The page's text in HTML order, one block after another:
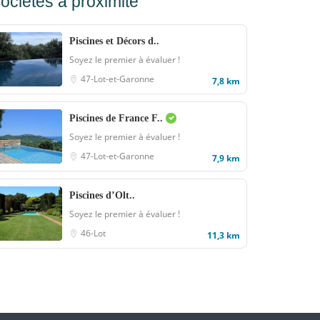
Piscines et Décors d..
Soyez le premier à évaluer !
47-Lot-et-Garonne
7,8 km
Piscines de France F..
Soyez le premier à évaluer !
47-Lot-et-Garonne
7,9 km
Piscines d’Olt..
Soyez le premier à évaluer !
46-Lot
11,3 km